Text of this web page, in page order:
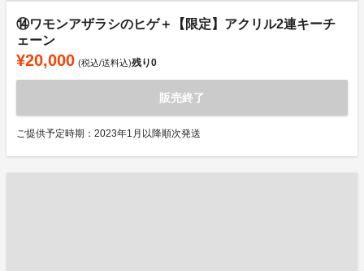
⑭ワモンアザラシのヒゲ＋【限定】アクリル2連キーチ
ェーン
¥20,000 (税込/送料込)残り0
販売終了
ご提供予定時期：2023年1月以降順次発送